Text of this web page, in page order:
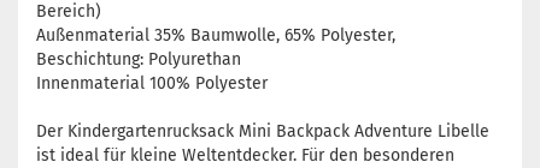
Bereich)
Außenmaterial 35% Baumwolle, 65% Polyester,
Beschichtung: Polyurethan
Innenmaterial 100% Polyester
Der Kindergartenrucksack Mini Backpack Adventure Libelle
ist ideal für kleine Weltentdecker. Für den besonderen